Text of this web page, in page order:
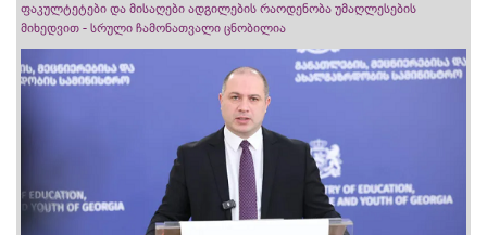
ფაკულტეტები და მისაღები ადგილების რაოდენობა უმაღლესების
მიხედვით - სრული ჩამონათვალი ცნობილია